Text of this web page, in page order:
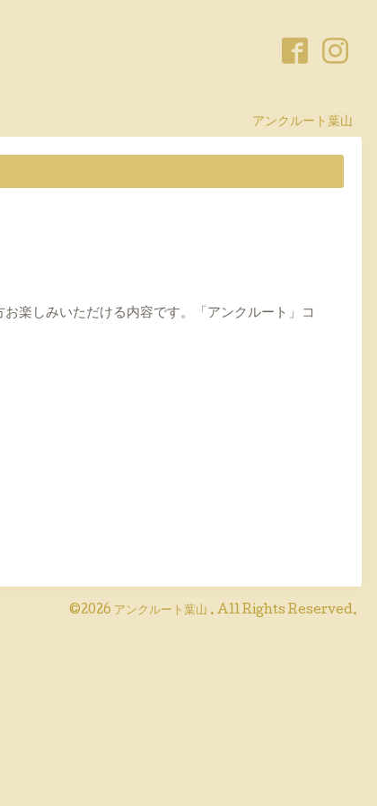
アンクルート葉山
楽しみいただける内容です。「アンクルート」コ
©2026 アンクルート葉山 . All Rights Reserved.